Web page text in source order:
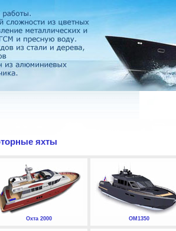
яхты
Охта 2000 ОМ1350